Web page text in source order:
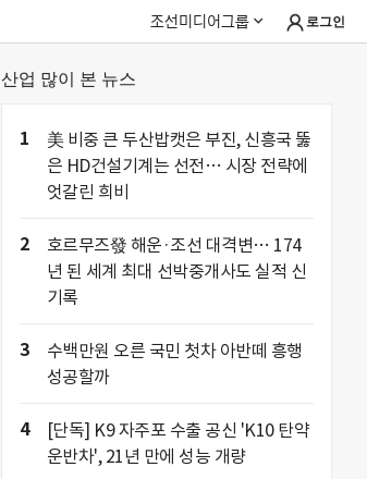
조선미디어그룹 로그인
산업 많이 본 뉴스